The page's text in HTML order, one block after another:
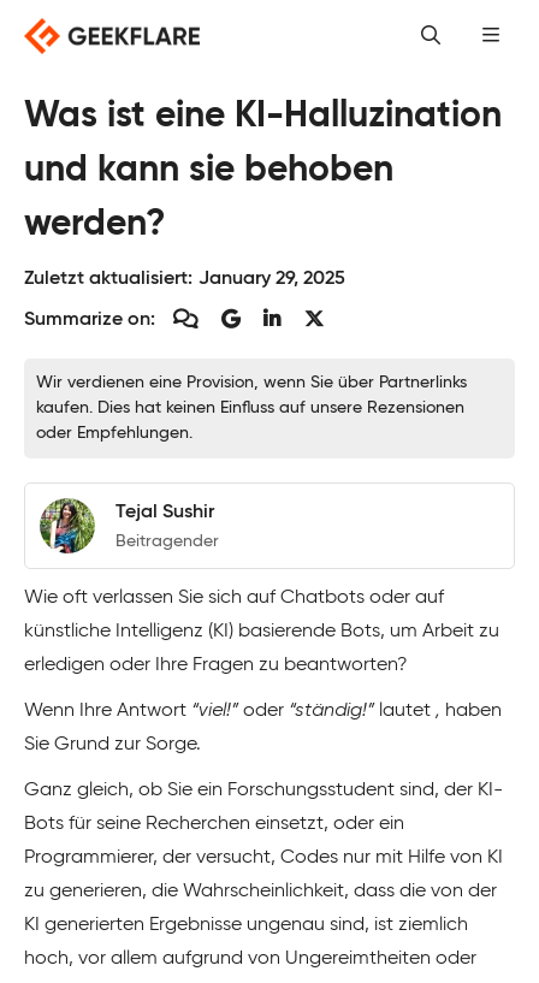
Skip
content
Was ist eine KI-Halluzination
und kann sie behoben
werden?
Zuletzt aktualisiert: January 29, 2025
Summarize on:
Wir verdienen eine Provision, wenn Sie über Partnerlinks
kaufen. Dies hat keinen Einfluss auf unsere Rezensionen
oder Empfehlungen.
Tejal Sushir
Beitragender
Wie oft verlassen Sie sich auf Chatbots oder auf
künstliche Intelligenz (KI) basierende Bots, um Arbeit zu
erledigen oder Ihre Fragen zu beantworten?
Wenn Ihre Antwort “viel!” oder “ständig!” lautet , haben
Sie Grund zur Sorge.
Ganz gleich, ob Sie ein Forschungsstudent sind, der KI-
Bots für seine Recherchen einsetzt, oder ein
Programmierer, der versucht, Codes nur mit Hilfe von KI
zu generieren, die Wahrscheinlichkeit, dass die von der
KI generierten Ergebnisse ungenau sind, ist ziemlich
hoch, vor allem aufgrund von Ungereimtheiten oder